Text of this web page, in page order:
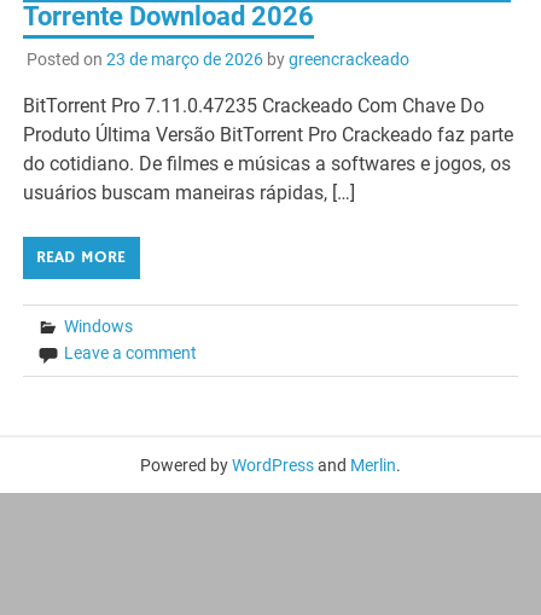
Torrente Download 2026
Posted on 23 de março de 2026bygreencrackeado
BitTorrent Pro 7.11.0.47235 Crackeado Com Chave Do
Produto Última Versão BitTorrent Pro Crackeado faz parte
do cotidiano. De filmes e músicas a softwares e jogos, os
usuários buscam maneiras rápidas, […]
READ MORE
Windows
Leave a comment
Powered byWordPressand Merlin.